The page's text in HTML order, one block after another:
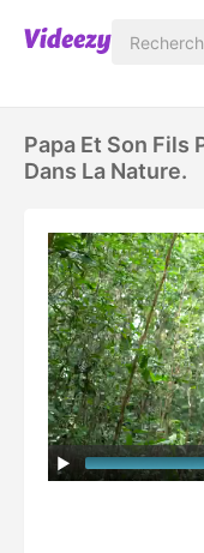
Papa Et Son Fils
Dans La Nature.